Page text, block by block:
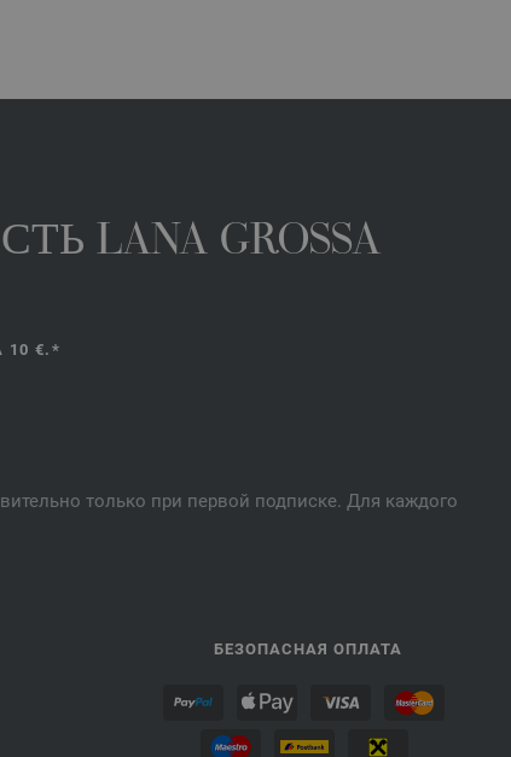
LANA GROSSA
€.*
только при первой подписке. Для каждого
БЕЗОПАСНАЯ ОПЛАТА